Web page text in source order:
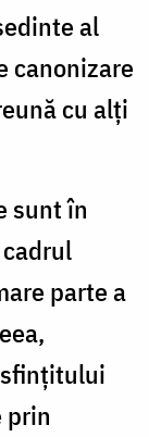
al
canonizare
cu alți
sunt în
parte a
prin